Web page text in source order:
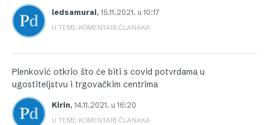
ledsamurai, 15.11.2021. u 10:17
U TEMI: KOMENTARI ČLANAKA
Plenković otkrio što će biti s covid potvrdama u
ugostiteljstvu i trgovačkim centrima
Kirin, 14.11.2021. u 16:20
U TEMI: KOMENTARI ČLANAKA